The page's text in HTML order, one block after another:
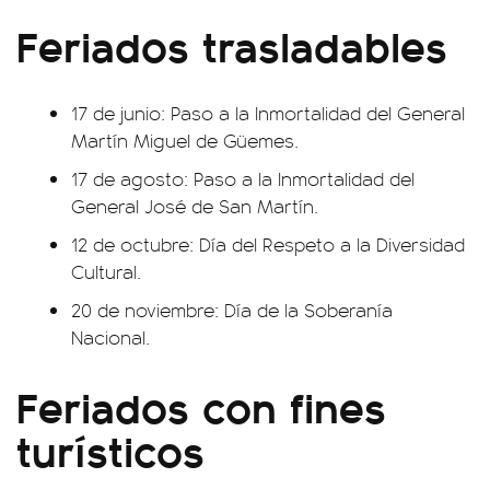
Feriados trasladables
17 de junio: Paso a la Inmortalidad del General
Martín Miguel de Güemes.
17 de agosto: Paso a la Inmortalidad del
General José de San Martín.
12 de octubre: Día del Respeto a la Diversidad
Cultural.
20 de noviembre: Día de la Soberanía
Nacional.
Feriados con fines
turísticos